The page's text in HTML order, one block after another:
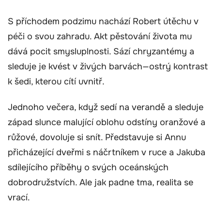
S příchodem podzimu nachází Robert útěchu v
péči o svou zahradu. Akt pěstování života mu
dává pocit smysluplnosti. Sází chryzantémy a
sleduje je kvést v živých barvách—ostrý kontrast
k šedi, kterou cítí uvnitř.
Jednoho večera, když sedí na verandě a sleduje
západ slunce malující oblohu odstíny oranžové a
růžové, dovoluje si snít. Představuje si Annu
přicházející dveřmi s náčrtníkem v ruce a Jakuba
sdílejícího příběhy o svých oceánských
dobrodružstvích. Ale jak padne tma, realita se
vrací.